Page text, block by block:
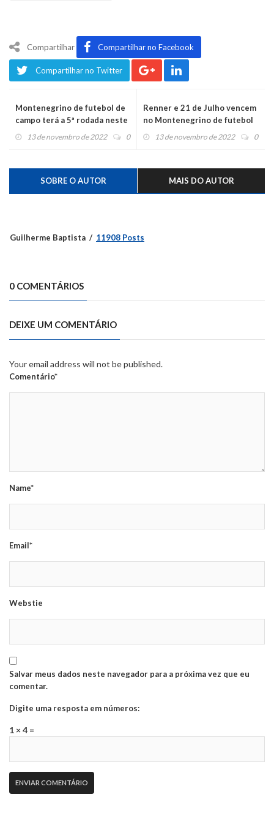
Compartilhar Compartilhar no Facebook
Compartilhar no Twitter
Montenegrino de futebol de
campo terá a 5ª rodada neste
domingo
13 de novembro de 2022 0
Renner e 21 de Julho vencem
no Montenegrino de futebol
de campo
13 de novembro de 2022 0
SOBRE O AUTOR MAIS DO AUTOR
Guilherme Baptista 11908 Posts
0 COMENTÁRIOS
DEIXE UM COMENTÁRIO
Your email address will not be published.
Comentário*
Name*
Email*
Webstie
Salvar meus dados neste navegador para a próxima vez que eu
comentar.
Digite uma resposta em números:
1 × 4 =